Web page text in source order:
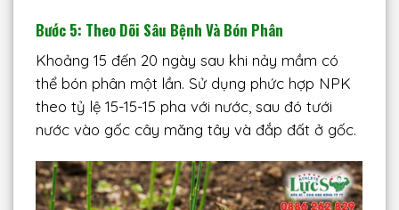
Bước 5: Theo Dõi Sâu Bệnh Và Bón Phân
Khoảng 15 đến 20 ngày sau khi nảy mầm có
thể bón phân một lần. Sử dụng phức hợp NPK
theo tỷ lệ 15-15-15 pha với nước, sau đó tưới
nước vào gốc cây măng tây và đắp đất ở gốc.